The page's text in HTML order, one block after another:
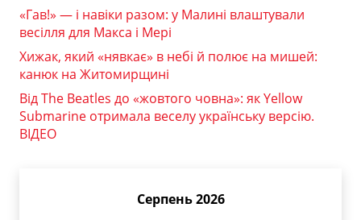
«Гав!» — і навіки разом: у Малині влаштували
весілля для Макса і Мері
Хижак, який «нявкає» в небі й полює на мишей:
канюк на Житомирщині
Від The Beatles до «жовтого човна»: як Yellow
Submarine отримала веселу українську версію.
ВІДЕО
Серпень 2026